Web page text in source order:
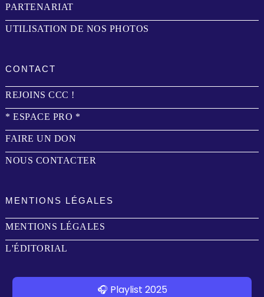
PARTENARIAT
UTILISATION DE NOS PHOTOS
CONTACT
REJOINS CCC !
* ESPACE PRO *
FAIRE UN DON
NOUS CONTACTER
MENTIONS LÉGALES
MENTIONS LÉGALES
L'ÉDITORIAL
🎧 Playlist 2025